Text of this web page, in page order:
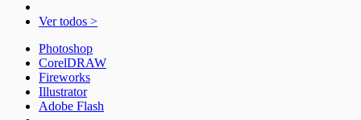
Ver todos >
Photoshop
CorelDRAW
Fireworks
Illustrator
Adobe Flash